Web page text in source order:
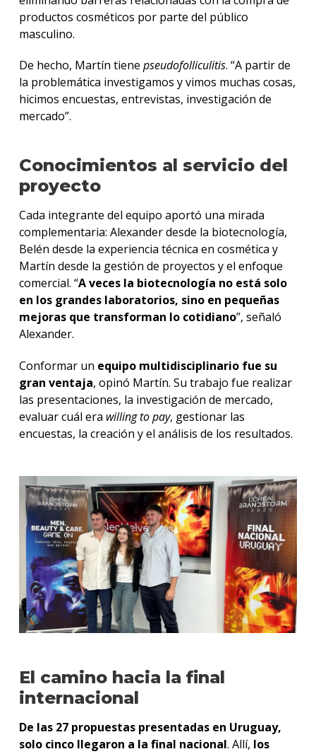
productos cosméticos por parte del público
masculino.
De hecho, Martín tiene pseudofolliculitis. “A partir de
la problemática investigamos y vimos muchas cosas,
hicimos encuestas, entrevistas, investigación de
mercado”.
Conocimientos al servicio del
proyecto
Cada integrante del equipo aportó una mirada
complementaria: Alexander desde la biotecnología,
Belén desde la experiencia técnica en cosmética y
Martín desde la gestión de proyectos y el enfoque
comercial. “A veces la biotecnología no está solo
en los grandes laboratorios, sino en pequeñas
mejoras que transforman lo cotidiano”, señaló
Alexander.
Conformar un equipo multidisciplinario fue su
gran ventaja, opinó Martín. Su trabajo fue realizar
las presentaciones, la investigación de mercado,
evaluar cuál era willing to pay, gestionar las
encuestas, la creación y el análisis de los resultados.
El camino hacia la final
internacional
De las 27 propuestas presentadas en Uruguay,
solo cinco llegaron a la final nacional. Allí, los